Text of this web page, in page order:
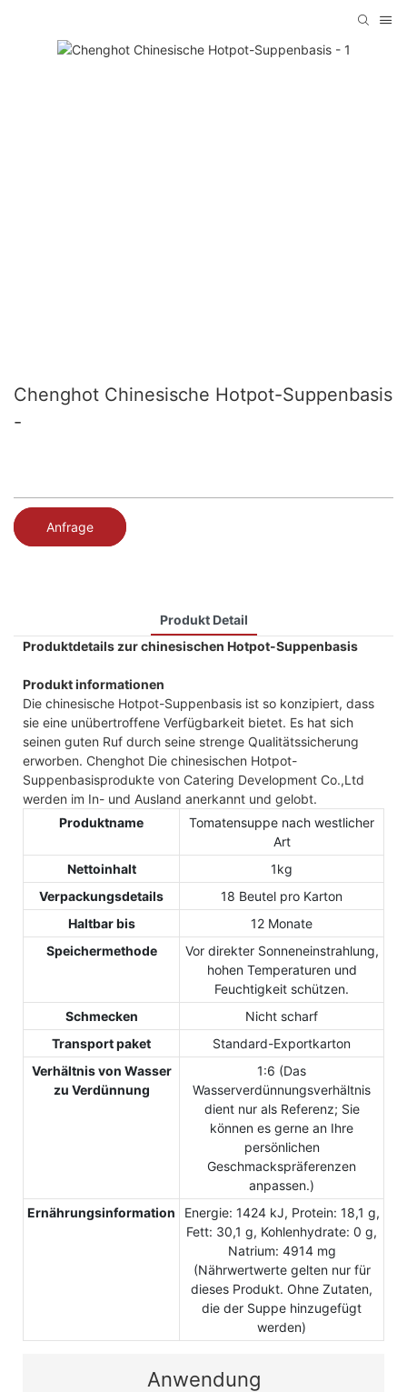
Chenghot Chinesische Hotpot-Suppenbasis
-
Anfrage
Produkt Detail
Produktdetails zur chinesischen Hotpot-Suppenbasis
Produkt informationen
Die chinesische Hotpot-Suppenbasis ist so konzipiert, dass
sie eine unübertroffene Verfügbarkeit bietet. Es hat sich
seinen guten Ruf durch seine strenge Qualitätssicherung
erworben. Chenghot Die chinesischen Hotpot-
Suppenbasisprodukte von Catering Development Co.,Ltd
werden im In- und Ausland anerkannt und gelobt.
Produktname
Tomatensuppe nach westlicher
Art
Nettoinhalt
1kg
Verpackungsdetails
18 Beutel pro Karton
Haltbar bis
12 Monate
Speichermethode
Vor direkter Sonneneinstrahlung,
hohen Temperaturen und
Feuchtigkeit schützen.
Schmecken
Nicht scharf
Transport paket
Standard-Exportkarton
Verhältnis von Wasser
zu Verdünnung
1:6 (Das
Wasserverdünnungsverhältnis
dient nur als Referenz; Sie
können es gerne an Ihre
persönlichen
Geschmackspräferenzen
anpassen.)
Ernährungsinformation
Energie: 1424 kJ, Protein: 18,1 g,
Fett: 30,1 g, Kohlenhydrate: 0 g,
Natrium: 4914 mg
(Nährwertwerte gelten nur für
dieses Produkt. Ohne Zutaten,
die der Suppe hinzugefügt
werden)
Anwendung